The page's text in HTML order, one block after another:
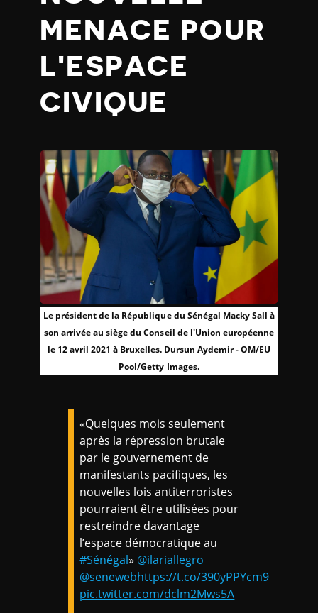
MENACE POUR
L'ESPACE
CIVIQUE
Le président de la République du Sénégal Macky Sall à
son arrivée au siège du Conseil de l'Union européenne
le 12 avril 2021 à Bruxelles. Dursun Aydemir - OM/EU
Pool/Getty Images.
«Quelques mois seulement
après la répression brutale
par le gouvernement de
manifestants pacifiques, les
nouvelles lois antiterroristes
pourraient être utilisées pour
restreindre davantage
l’espace démocratique au
#Sénégal» @ilariallegro
@senewebhttps://t.co/390yPPYcm9
pic.twitter.com/dclm2Mws5A